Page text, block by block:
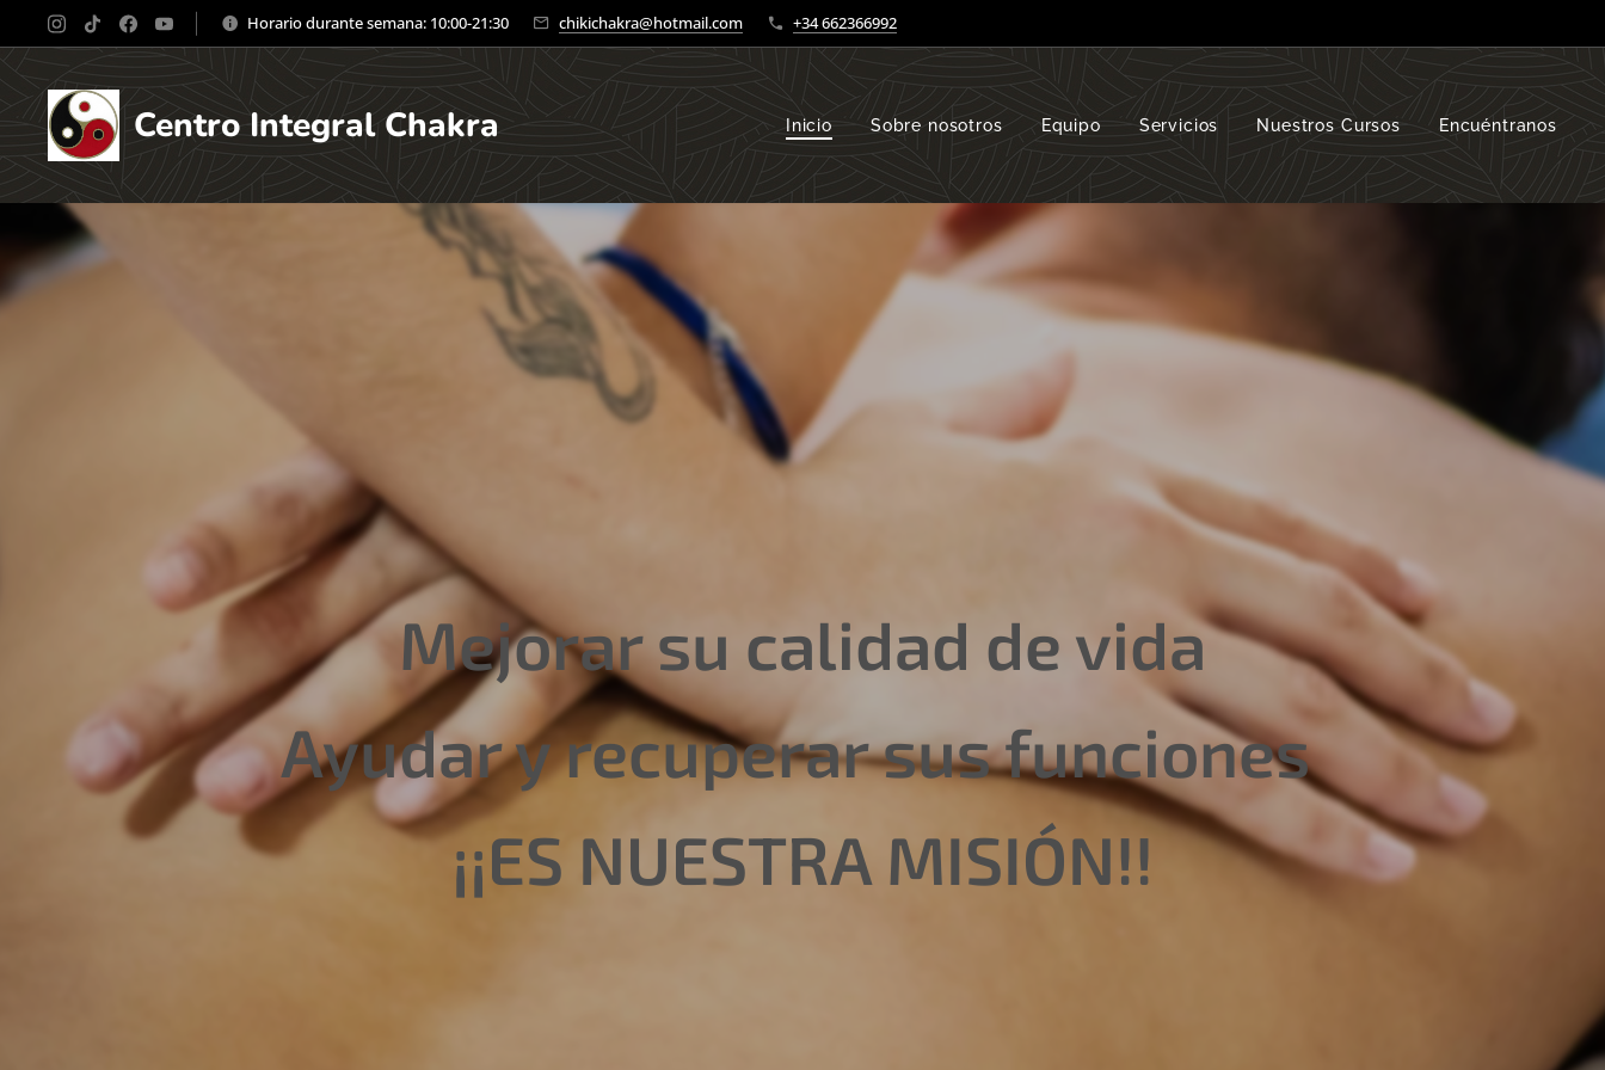
Horario durante semana: 10:00-21:30 chikichakra@hotmail.com +34 662366992
Centro Integral Chakra Inicio Sobre nosotros Equipo Servicios Nuestros Cursos Encuéntranos
Mejorar su calidad de vida
Ayudar y recuperar sus funciones
¡¡ES NUESTRA MISIÓN!!